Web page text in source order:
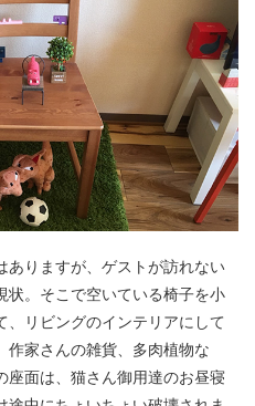
ありますが、ゲストが訪れない
状。そこで空いている椅子を小
、リビングのインテリアにして
作家さんの雑貨、多肉植物な
座面は、猫さん御用達のお昼寝